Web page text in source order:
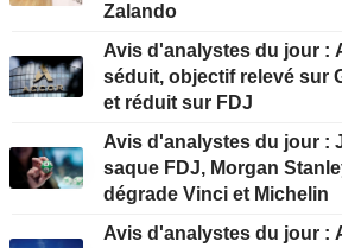
Zalando
Avis d'analystes du jour :
séduit, objectif relevé sur
et réduit sur FDJ
Avis d'analystes du jour :
saque FDJ, Morgan
dégrade Vinci et Michelin
Avis d'analystes du jour :